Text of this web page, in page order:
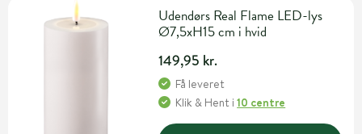
Udendørs Real Flame LED-lys
Ø7,5xH15 cm i hvid
149,95 kr.
Få leveret
Klik & Hent i10 centre